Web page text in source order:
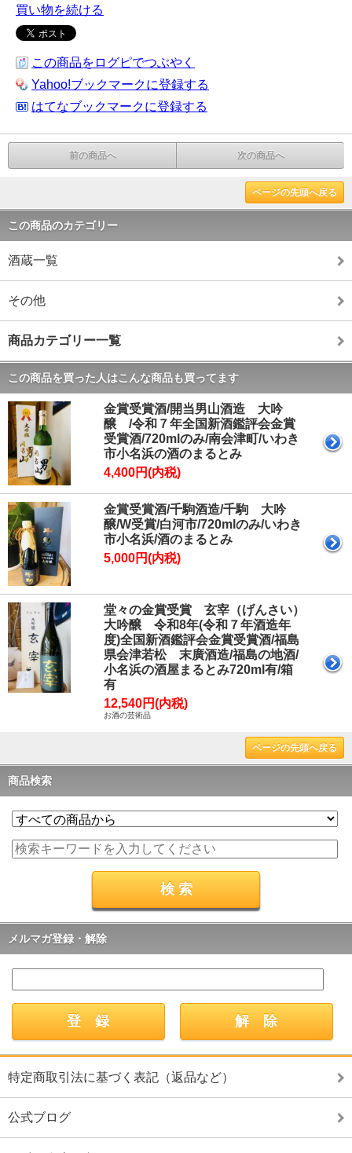
買い物を続ける
この商品をログピでつぶやく
Yahoo!ブックマークに登録する
はてなブックマークに登録する
前の商品へ 次の商品へ
ページの先頭へ戻る
この商品のカテゴリー
酒蔵一覧
その他
商品カテゴリー一覧
この商品を買った人はこんな商品も買ってます
金賞受賞酒/開当男山酒造 大吟
醸 /令和７年全国新酒鑑評会金賞
受賞酒/720mlのみ/南会津町/いわき
市小名浜の酒のまるとみ
4,400円(内税)
金賞受賞酒/千駒酒造/千駒 大吟
醸/W受賞/白河市/720mlのみ/いわき
市小名浜/酒のまるとみ
5,000円(内税)
堂々の金賞受賞 玄宰（げんさい）
大吟醸 令和8年(令和７年酒造年
度)全国新酒鑑評会金賞受賞酒/福島
県会津若松 末廣酒造/福島の地酒/
小名浜の酒屋まるとみ720ml有/箱
有
12,540円(内税)
お酒の芸術品
ページの先頭へ戻る
商品検索
メルマガ登録・解除
特定商取引法に基づく表記（返品など）
公式ブログ